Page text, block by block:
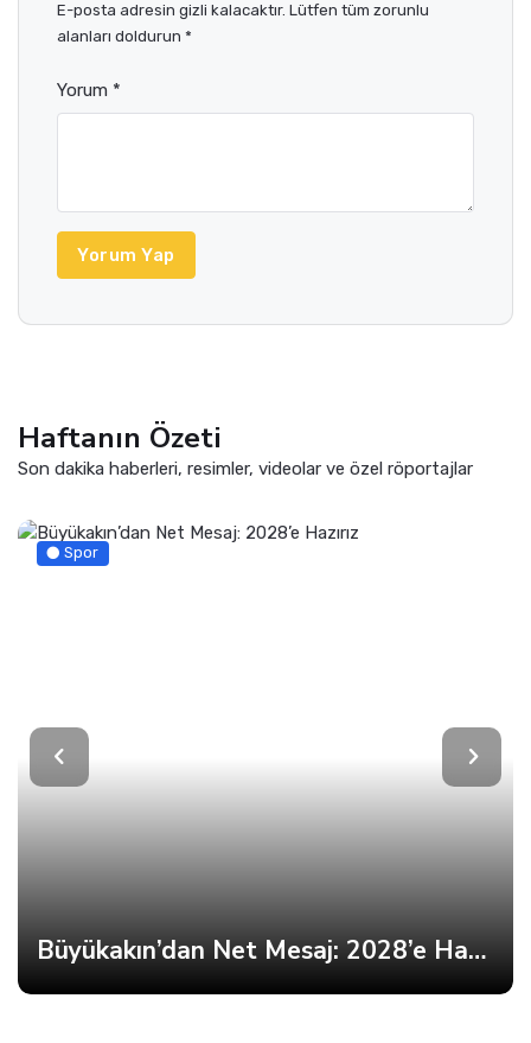
E-posta adresin gizli kalacaktır. Lütfen tüm zorunlu
alanları doldurun *
Yorum *
Yorum Yap
Haftanın Özeti
Son dakika haberleri, resimler, videolar ve özel röportajlar
Spor
Büyükakın’dan Net Mesaj: 2028’e Hazırız